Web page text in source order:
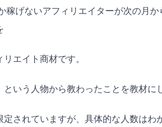
稼げないアフィリエイターが次の月
エイト商材です。
という人物から教わったことを教材に
定されていますが、具体的な人数はわ